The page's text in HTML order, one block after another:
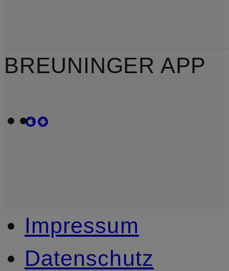
BREUNINGER APP
Impressum
Datenschutz